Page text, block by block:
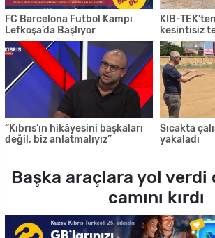
FC Barcelona Futbol Kampı
Lefkoşa’da Başlıyor
KIB-
kesintisiz
“Kıbrıs’ın hikâyesini başkaları
değil, biz anlatmalıyız”
Sıcakta
yakaladı
Başka araçlara yol verdi
camını kırdı